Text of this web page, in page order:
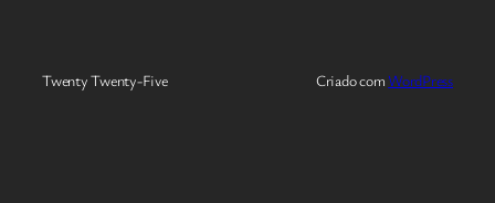
Twenty Twenty-Five Criado com WordPress